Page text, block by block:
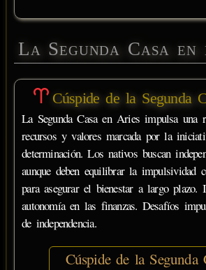
La Segunda Casa en
Cúspide de la Segunda
La Segunda Casa en Aries impulsa una
recursos y valores marcada por la
determinación. Los nativos buscan
aunque deben equilibrar la impulsividad
para asegurar el bienestar a largo plazo.
autonomía en las finanzas. Desafíos
de independencia.
Cúspide de la Segunda